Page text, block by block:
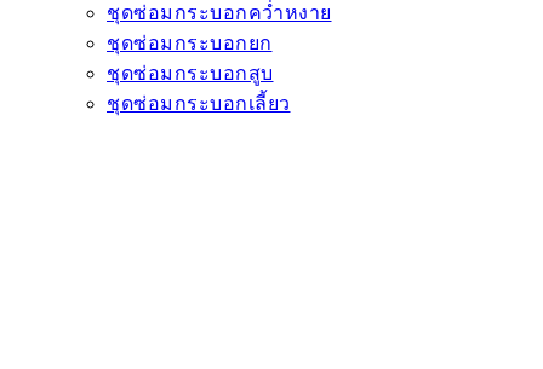
ชุดซ่อมกระบอกคว่ำหงาย
ชุดซ่อมกระบอกยก
ชุดซ่อมกระบอกสูบ
ชุดซ่อมกระบอกเลี้ยว